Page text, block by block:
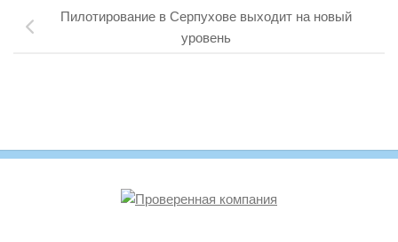
Пилотирование в Серпухове выходит на новый
уровень